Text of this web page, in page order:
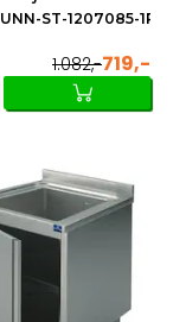
UNN-ST-1207085-1RS-V
1.082,-719,-